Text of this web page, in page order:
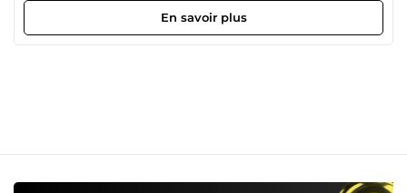
En savoir plus